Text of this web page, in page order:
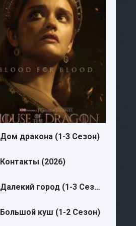
Дом дракона (1-3 Сезон)
Контакты (2026)
Далекий город (1-3 Сезон)
Большой куш (1-2 Сезон)